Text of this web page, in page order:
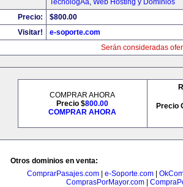
TecnologÃ­a, Web Hosting y Dominios
Precio:
$800.00
Visitar!
e-soporte.com
Serán consideradas
COMPRAR AHORA
Precio $800.00
COMPRAR AHORA
Precio
Otros dominios en venta:
ComprarPasajes.com
e-Soporte.com
ComprasPorMayor.com|